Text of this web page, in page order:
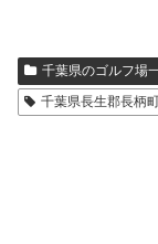
千葉県のゴルフ場
千葉県長生郡長柄